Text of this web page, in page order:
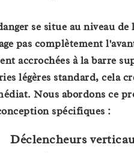
se situe au niveau
pas complètement
accrochées à la barre
légères standard, cela
Nous abordons ce
spécifiques :
Déclencheurs